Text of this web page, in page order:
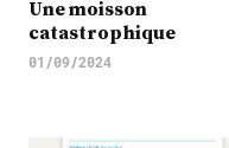
Une moisson
catastrophique
01/09/2024